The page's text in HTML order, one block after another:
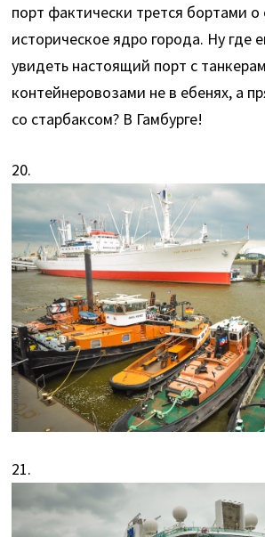
порт фактически трется бортами о
историческое ядро города. Ну где
увидеть настоящий порт с
контейнеровозами не в ебенях, а
со старбаксом? В Гамбурге!
20.
21.